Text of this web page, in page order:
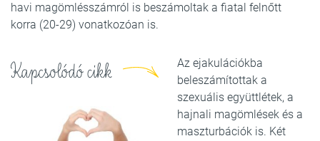
havi magömlésszámról is beszámoltak a fiatal felnőtt
korra (20-29) vonatkozóan is.
Kapcsolódó cikk
Az ejakulációkba
beleszámítottak a
szexuális együttlétek, a
hajnali magömlések és a
maszturbációk is. Két